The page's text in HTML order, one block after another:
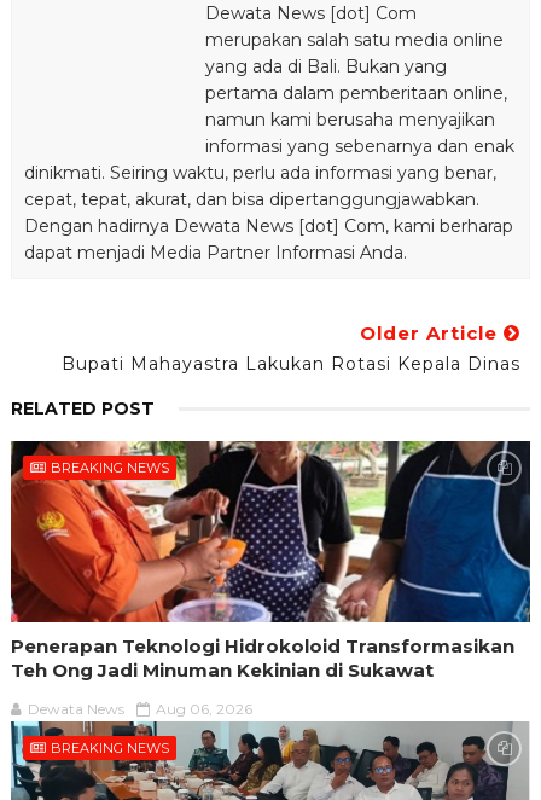
Dewata News [dot] Com
merupakan salah satu media online
yang ada di Bali. Bukan yang
pertama dalam pemberitaan online,
namun kami berusaha menyajikan
informasi yang sebenarnya dan enak
dinikmati. Seiring waktu, perlu ada informasi yang benar,
cepat, tepat, akurat, dan bisa dipertanggungjawabkan.
Dengan hadirnya Dewata News [dot] Com, kami berharap
dapat menjadi Media Partner Informasi Anda.
Older Article
Bupati Mahayastra Lakukan Rotasi Kepala Dinas
RELATED POST
BREAKING NEWS
Penerapan Teknologi Hidrokoloid Transformasikan
Teh Ong Jadi Minuman Kekinian di Sukawat
Dewata News Aug 06, 2026
BREAKING NEWS